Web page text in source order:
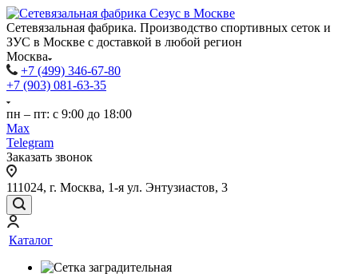
Сетевязальная фабрика. Производство спортивных сеток и
ЗУС в Москве с доставкой в любой регион
Москва
+7 (499) 346-67-80
+7 (903) 081-63-35
пн – пт: с 9:00 до 18:00
Max
Telegram
Заказать звонок
111024, г. Москва, 1-я ул. Энтузиастов, 3
Каталог